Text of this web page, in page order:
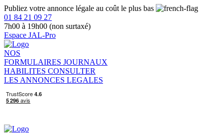
Publiez votre annonce légale au coût le plus bas
01 84 21 09 27
7h00 à 19h00 (non surtaxé)
Espace JAL-Pro
NOS
FORMULAIRES JOURNAUX
HABILITES CONSULTER
LES ANNONCES LEGALES